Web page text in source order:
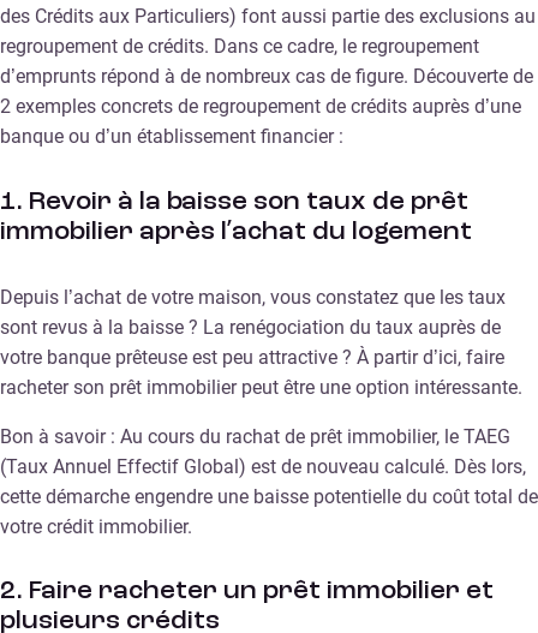
des Crédits aux Particuliers) font aussi partie des exclusions au
regroupement de crédits. Dans ce cadre, le regroupement
d’emprunts répond à de nombreux cas de figure. Découverte de
2 exemples concrets de regroupement de crédits auprès d’une
banque ou d’un établissement financier :
1. Revoir à la baisse son taux de prêt
immobilier après l’achat du logement
Depuis l’achat de votre maison, vous constatez que les taux
sont revus à la baisse ? La renégociation du taux auprès de
votre banque prêteuse est peu attractive ? À partir d’ici, faire
racheter son prêt immobilier peut être une option intéressante.
Bon à savoir : Au cours du rachat de prêt immobilier, le TAEG
(Taux Annuel Effectif Global) est de nouveau calculé. Dès lors,
cette démarche engendre une baisse potentielle du coût total de
votre crédit immobilier.
2. Faire racheter un prêt immobilier et
plusieurs crédits